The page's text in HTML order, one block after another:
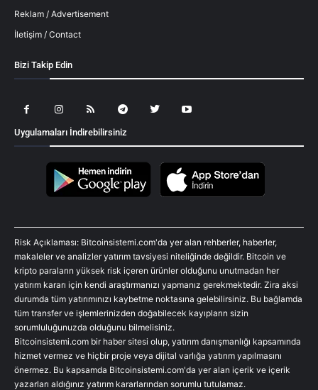
Reklam / Advertisement
İletişim / Contact
Bizi Takip Edin
Uygulamaları İndirebilirsiniz
Risk Açıklaması: Bitcoinsistemi.com'da yer alan rehberler, haberler,
makaleler ve analizler yatırım tavsiyesi niteliğinde değildir. Bitcoin ve
kripto paraların yüksek risk içeren ürünler olduğunu unutmadan her
yatırım kararı için kendi araştırmanızı yapmanız gerekmektedir. Zira aksi
durumda tüm yatırımınızı kaybetme noktasına gelebilirsiniz. Bu bağlamda
tüm transfer ve işlemlerinizden doğabilecek kayıpların sizin
sorumluluğunuzda olduğunu bilmelisiniz.
Bitcoinsistemi.com bir haber sitesi olup, yatırım danışmanlığı kapsamında
hizmet vermez ve hiçbir proje veya dijital varlığa yatırım yapılmasını
önermez. Bu kapsamda Bitcoinsistemi.com'da yer alan içerik ve içerik
yazarları aldığınız yatırım kararlarından sorumlu tutulamaz.